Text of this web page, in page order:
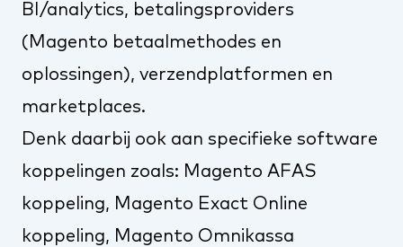
BI/analytics, betalingsproviders
( Magento betaalmethodes en
oplossingen), verzendplatformen en
marketplaces.
Denk daarbij ook aan specifieke software
koppelingen zoals: Magento AFAS
koppeling, Magento Exact Online
koppeling, Magento Omnikassa